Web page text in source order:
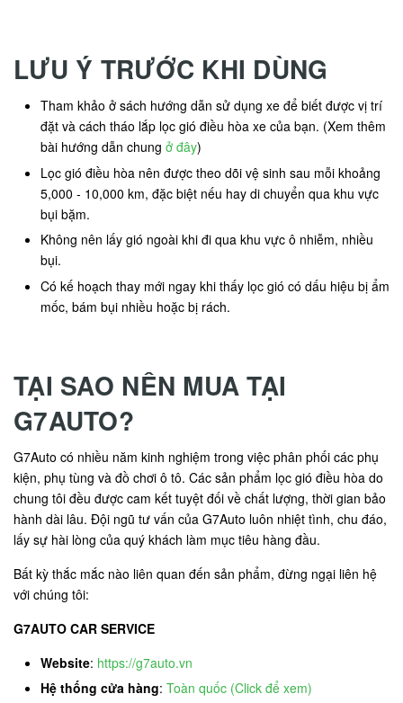
LƯU Ý TRƯỚC KHI DÙNG
Tham khảo ở sách hướng dẫn sử dụng xe để biết được vị trí
đặt và cách tháo lắp lọc gió điều hòa xe của bạn. (Xem thêm
bài hướng dẫn chung ở đây)
Lọc gió điều hòa nên được theo dõi vệ sinh sau mỗi khoảng
5,000 - 10,000 km, đặc biệt nếu hay di chuyển qua khu vực
bụi bặm.
Không nên lấy gió ngoài khi đi qua khu vực ô nhiễm, nhiều
bụi.
Có kế hoạch thay mới ngay khi thấy lọc gió có dấu hiệu bị ẩm
mốc, bám bụi nhiều hoặc bị rách.
TẠI SAO NÊN MUA TẠI
G7AUTO?
G7Auto có nhiều năm kinh nghiệm trong việc phân phối các phụ
kiện, phụ tùng và đồ chơi ô tô. Các sản phẩm lọc gió điều hòa do
chung tôi đều được cam kết tuyệt đối về chất lượng, thời gian bảo
hành dài lâu. Đội ngũ tư vấn của G7Auto luôn nhiệt tình, chu đáo,
lấy sự hài lòng của quý khách làm mục tiêu hàng đầu.
Bất kỳ thắc mắc nào liên quan đến sản phẩm, đừng ngại liên hệ
với chúng tôi:
G7AUTO CAR SERVICE
Website: https://g7auto.vn
Hệ thống cửa hàng: Toàn quốc (Click để xem)